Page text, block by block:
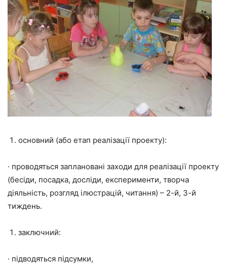
основний (або етап реалізації проекту):
· проводяться заплановані заходи для реалізації проекту
(бесіди, посадка, досліди, експерименти, творча
діяльність, розгляд ілюстрацій, читання) – 2-й, 3-й
тиждень.
заключний:
· підводяться підсумки,